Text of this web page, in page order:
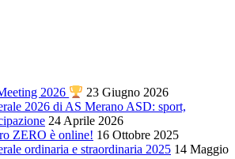
2026
23 Giugno 2026
2026 di AS Merano ASD: sport,
24 Aprile 2026
ZERO è online! 16 Ottobre 2025
ordinaria e straordinaria 2025 14 Maggio